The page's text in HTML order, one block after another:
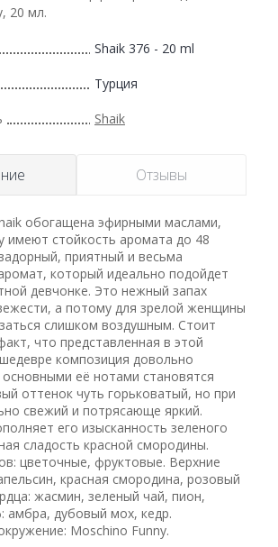
20 мл.
Shaik 376 - 20 ml
Турция
Shaik
Отзывы
обогащена эфирными маслами,
имеют стойкость аромата до 48
приятный и весьма
который идеально подойдет
девчонке. Это нежный запах
а потому для зрелой женщины
слишком воздушным. Стоит
что представленная в этой
композиция довольно
основными её нотами становятся
оттенок чуть горьковатый, но при
свежий и потрясающе яркий.
его изысканность зеленого
сладость красной смородины.
цветочные, фруктовые. Верхние
красная смородина, розовый
жасмин, зеленый чай, пион,
амбра, дубовый мох, кедр.
Moschino Funny.